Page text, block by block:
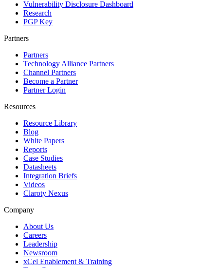
Vulnerability Disclosure Dashboard
Research
PGP Key
Partners
Partners
Technology Alliance Partners
Channel Partners
Become a Partner
Partner Login
Resources
Resource Library
Blog
White Papers
Reports
Case Studies
Datasheets
Integration Briefs
Videos
Claroty Nexus
Company
About Us
Careers
Leadership
Newsroom
xCel Enablement & Training